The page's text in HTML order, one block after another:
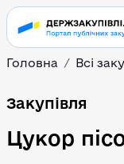
Головна Всі
Цукор
Закупівля
Цукор